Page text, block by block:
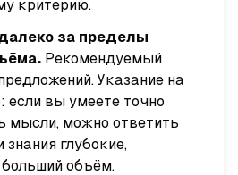
критерию.
за пределы
Рекомендуемый
Указание на
если вы умеете точно
мысли, можно ответить
знания глубокие,
объём.